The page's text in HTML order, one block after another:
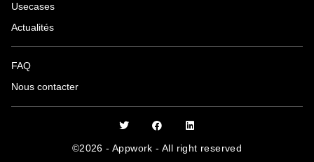
Usecases
Actualités
FAQ
Nous contacter
©2026 - Appwork - All right reserved